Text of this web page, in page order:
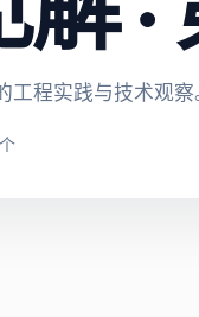
程实践与技术观察